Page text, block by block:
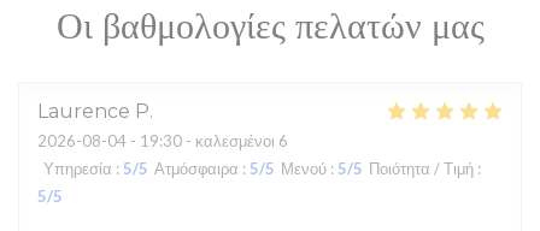
Οι βαθμολογίες πελατών μας
Laurence P
2026-08-04 - 19:30 - καλεσμένοι 6
Υπηρεσία : 5/5 Ατμόσφαιρα : 5/5 Μενού : 5/5 Ποιότητα / Τιμή :
5/5